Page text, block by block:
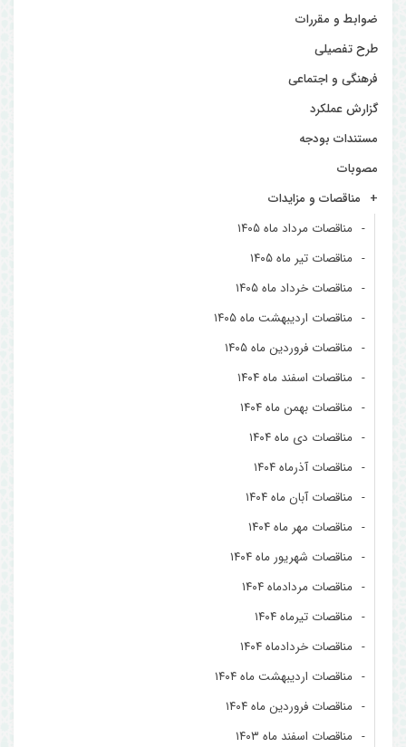
ضوابط و مقررات
طرح تفصیلی
فرهنگی و اجتماعی
گزارش عملکرد
مستندات بودجه
مصوبات
مناقصات و مزایدات
مناقصات مرداد ماه ۱۴۰۵
مناقصات تیر ماه ۱۴۰۵
مناقصات خرداد ماه ۱۴۰۵
مناقصات اردیبهشت ماه ۱۴۰۵
مناقصات فروردین ماه ۱۴۰۵
مناقصات اسفند ماه ۱۴۰۴
مناقصات بهمن ماه ۱۴۰۴
مناقصات دی ماه ۱۴۰۴
مناقصات آذرماه ۱۴۰۴
مناقصات آبان ماه ۱۴۰۴
مناقصات مهر ماه ۱۴۰۴
مناقصات شهریور ماه ۱۴۰۴
مناقصات مردادماه ۱۴۰۴
مناقصات تیرماه ۱۴۰۴
مناقصات خردادماه ۱۴۰۴
مناقصات اردیبهشت ماه ۱۴۰۴
مناقصات فروردین ماه ۱۴۰۴
مناقصات اسفند ماه ۱۴۰۳